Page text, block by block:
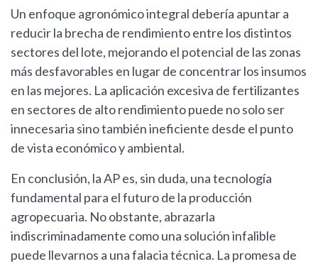
Un enfoque agronómico integral debería apuntar a
reducir la brecha de rendimiento entre los distintos
sectores del lote, mejorando el potencial de las zonas
más desfavorables en lugar de concentrar los insumos
en las mejores. La aplicación excesiva de fertilizantes
en sectores de alto rendimiento puede no solo ser
innecesaria sino también ineficiente desde el punto
de vista económico y ambiental.
En conclusión, la AP es, sin duda, una tecnología
fundamental para el futuro de la producción
agropecuaria. No obstante, abrazarla
indiscriminadamente como una solución infalible
puede llevarnos a una falacia técnica. La promesa de